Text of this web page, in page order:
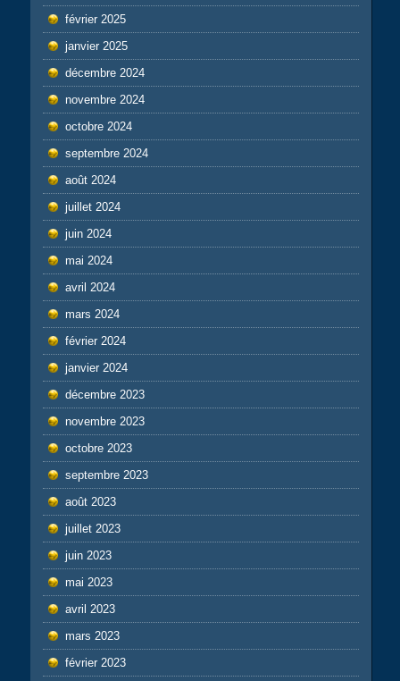
février 2025
janvier 2025
décembre 2024
novembre 2024
octobre 2024
septembre 2024
août 2024
juillet 2024
juin 2024
mai 2024
avril 2024
mars 2024
février 2024
janvier 2024
décembre 2023
novembre 2023
octobre 2023
septembre 2023
août 2023
juillet 2023
juin 2023
mai 2023
avril 2023
mars 2023
février 2023